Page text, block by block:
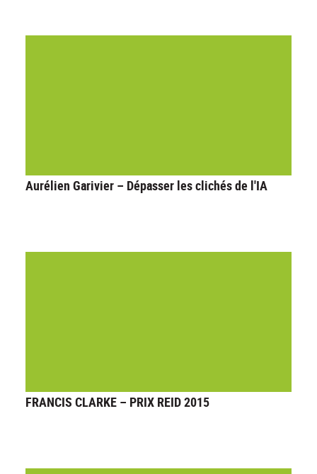
Aurélien Garivier – Dépasser les clichés de l'IA
FRANCIS CLARKE – PRIX REID 2015